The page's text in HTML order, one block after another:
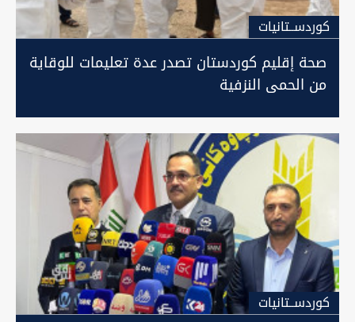
كوردســتانيات
صحة إقليم كوردستان تصدر عدة تعليمات للوقاية
من الحمى النزفية
كوردســتانيات